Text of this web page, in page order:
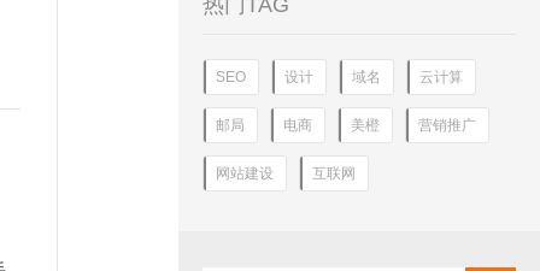
热门TAG
SEO 设计 域名 云计算
邮局 电商 美橙 营销推广
网站建设 互联网